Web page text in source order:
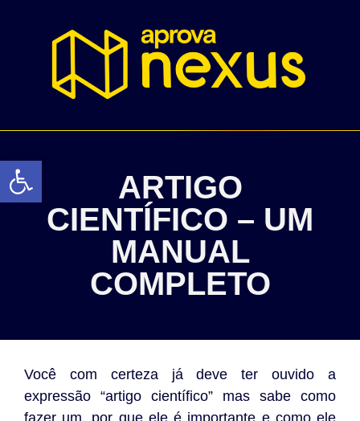
Abrir a barra de ferramentas
ARTIGO
CIENTÍFICO – UM
MANUAL
COMPLETO
Você com certeza já deve ter ouvido a
expressão “artigo científico” mas sabe como
fazer um, por que ele é importante e como ele